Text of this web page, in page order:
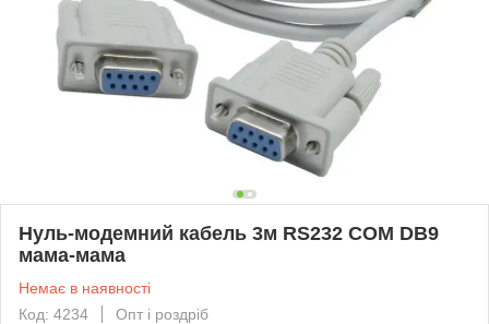
Нуль-модемний кабель 3м RS232 COM DB9
мама-мама
Немає в наявності
Код: 4234
Опт і роздріб